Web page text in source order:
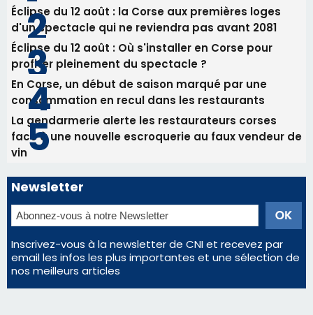
Éclipse du 12 août : la Corse aux premières loges
d'un spectacle qui ne reviendra pas avant 2081
Éclipse du 12 août : Où s'installer en Corse pour
profiter pleinement du spectacle ?
En Corse, un début de saison marqué par une
consommation en recul dans les restaurants
La gendarmerie alerte les restaurateurs corses
face à une nouvelle escroquerie au faux vendeur de
vin
Newsletter
Inscrivez-vous à la newsletter de CNI et recevez par
email les infos les plus importantes et une sélection de
nos meilleurs articles